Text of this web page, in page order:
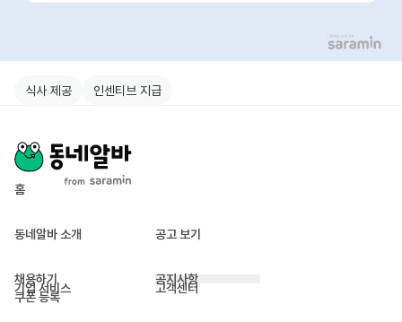
식사 제공 인센티브 지급
홈
동네알바 소개 공고 보기
채용하기
기업 서비스
쿠폰 등록
공지사항
고객센터